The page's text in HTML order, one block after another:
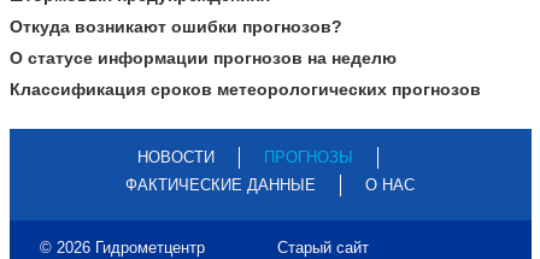
Откуда возникают ошибки прогнозов?
О статусе информации прогнозов на неделю
Классификация сроков метеорологических прогнозов
НОВОСТИ
ПРОГНОЗЫ
ФАКТИЧЕСКИЕ ДАННЫЕ
О НАС
© 2026 Гидрометцентр
Старый сайт